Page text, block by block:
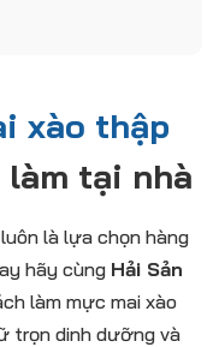
xào thập
tại nhà
là lựa chọn hàng
hãy cùng Hải Sản
làm mực mai xào
trọn dinh dưỡng và